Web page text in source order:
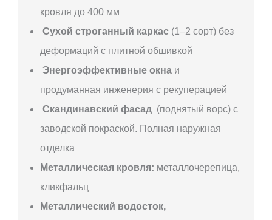
кровля до 400 мм
Сухой строганный каркас (1–2 сорт) без
деформаций с плитной обшивкой
Энергоэффективные окна и
продуманная инженерия с рекуперацией
Скандинавский фасад (поднятый ворс) с
заводской покраской. Полная наружная
отделка
Металлическая кровля: металлочерепица,
кликфальц
Металлический водосток,